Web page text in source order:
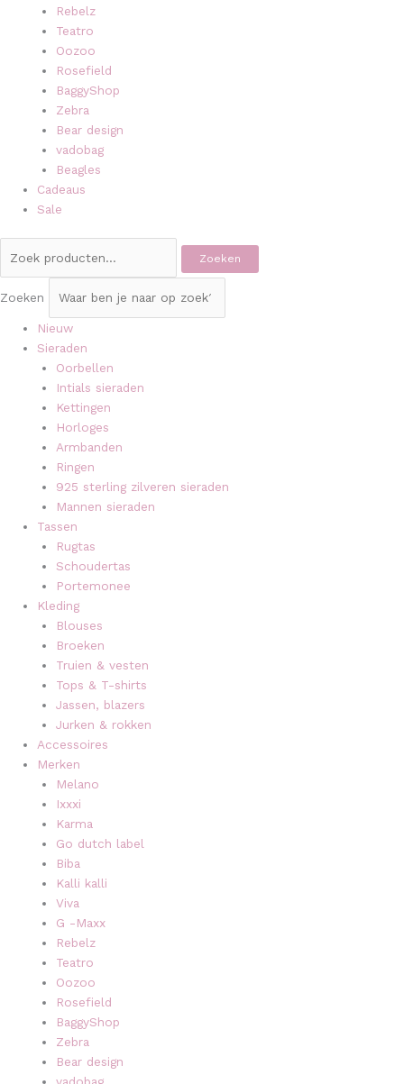
Rebelz
Teatro
Oozoo
Rosefield
BaggyShop
Zebra
Bear design
vadobag
Beagles
Cadeaus
Sale
Zoeken
Zoeken
Nieuw
Sieraden
Oorbellen
Intials sieraden
Kettingen
Horloges
Armbanden
Ringen
925 sterling zilveren sieraden
Mannen sieraden
Tassen
Rugtas
Schoudertas
Portemonee
Kleding
Blouses
Broeken
Truien & vesten
Tops & T-shirts
Jassen, blazers
Jurken & rokken
Accessoires
Merken
Melano
Ixxxi
Karma
Go dutch label
Biba
Kalli kalli
Viva
G -Maxx
Rebelz
Teatro
Oozoo
Rosefield
BaggyShop
Zebra
Bear design
vadobag